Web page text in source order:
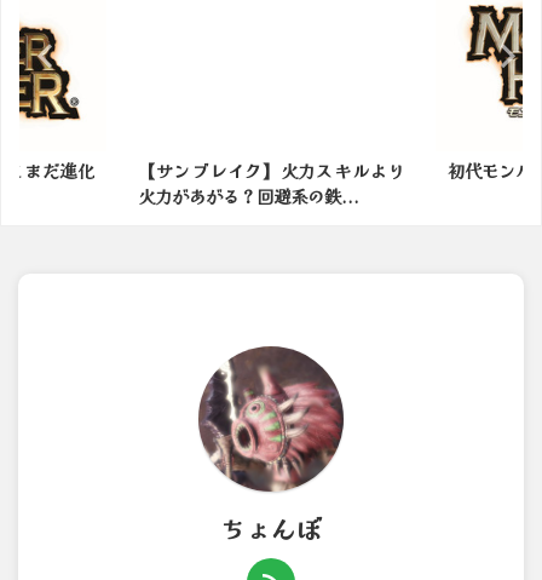
まだ進化
【サンブレイク】火力スキルより
火力があがる？回避系の鉄...
初代モンハ
ちょんぼ